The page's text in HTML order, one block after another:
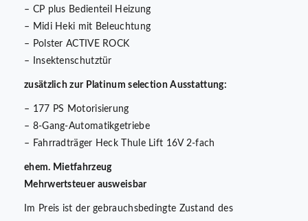
– CP plus Bedienteil Heizung
– Midi Heki mit Beleuchtung
– Polster ACTIVE ROCK
– Insektenschutztür
zusätzlich zur Platinum selection Ausstattung:
– 177 PS Motorisierung
– 8-Gang-Automatikgetriebe
– Fahrradträger Heck Thule Lift 16V 2-fach
ehem. Mietfahrzeug
Mehrwertsteuer ausweisbar
Im Preis ist der gebrauchsbedingte Zustand des